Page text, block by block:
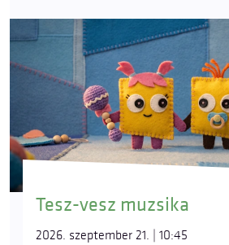
Tesz-vesz muzsika
2026. szeptember 21. | 10:45